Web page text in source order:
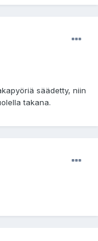
säädetty, niin
takana.